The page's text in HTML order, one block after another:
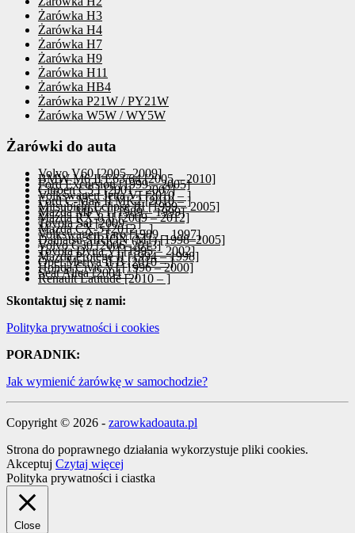
Żarówka H3
Żarówka H4
Żarówka H7
Żarówka H9
Żarówka H11
Żarówka HB4
Żarówka P21W / PY21W
Żarówka W5W / WY5W
Żarówki do auta
Volvo V60 [2005–2009]
BMW M6 II E63/64 [2005 – 2010]
Ford Excursion [1999 – 2005]
Citroen C5 I [2001 – 2007]
Volkswagen Jetta VI [2010 – ]
Ford C-Max II MK2 [2010 – ]
Mitsubishi Eclipse III [1999 – 2005]
Mazda MPV I [1989 – 1999]
Mazda RX-8 II [2009 – 2012]
Toyota Sai [2009 – ]
Mazda CX-5 [2012 – ]
Volkswagen Taro [1989 – 1997]
Daihatsu SIRION (M1) [1998–2005]
Volvo C30 [2006–2013]
Toyota Dyna VI [1995 – 2002]
Mazda Protege II [1994 – 1998]
Opel Meriva II B [2010 – ]
Honda Civic VI [1996 – 2000]
Seat Altea [2004 – ]
Renault Latitude [2010 – ]
Skontaktuj się z nami:
Polityka prywatności i cookies
PORADNIK:
Jak wymienić żarówkę w samochodzie?
Copyright © 2026 - zarowkadoauta.pl
Strona do poprawnego działania wykorzystuje pliki cookies.
Akceptuj Czytaj więcej
Polityka prywatności i ciastka
Close